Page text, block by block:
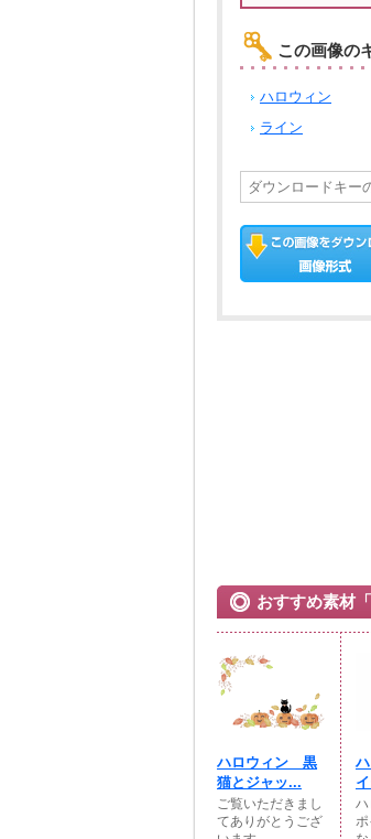
この画像の
ハロウィン
ライン
おすすめ素材「
ハロウィン 黒
猫とジャッ...
ご覧いただきまし
てありがとうござ
ハ
ポ